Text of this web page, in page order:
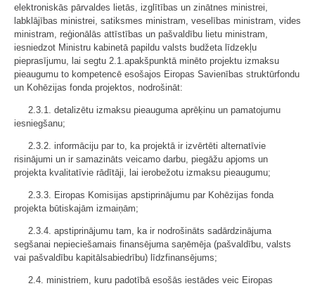
elektroniskās pārvaldes lietās, izglītības un zinātnes ministrei,
labklājības ministrei, satiksmes ministram, veselības ministram, vides
ministram, reģionālās attīstības un pašvaldību lietu ministram,
iesniedzot Ministru kabinetā papildu valsts budžeta līdzekļu
pieprasījumu, lai segtu 2.1.apakšpunktā minēto projektu izmaksu
pieaugumu to kompetencē esošajos Eiropas Savienības struktūrfondu
un Kohēzijas fonda projektos, nodrošināt:
2.3.1. detalizētu izmaksu pieauguma aprēķinu un pamatojumu
iesniegšanu;
2.3.2. informāciju par to, ka projektā ir izvērtēti alternatīvie
risinājumi un ir samazināts veicamo darbu, piegāžu apjoms un
projekta kvalitatīvie rādītāji, lai ierobežotu izmaksu pieaugumu;
2.3.3. Eiropas Komisijas apstiprinājumu par Kohēzijas fonda
projekta būtiskajām izmaiņām;
2.3.4. apstiprinājumu tam, ka ir nodrošināts sadārdzinājuma
segšanai nepieciešamais finansējuma saņēmēja (pašvaldību, valsts
vai pašvaldību kapitālsabiedrību) līdzfinansējums;
2.4. ministriem, kuru padotībā esošās iestādes veic Eiropas